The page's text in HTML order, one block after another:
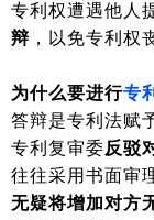
专利权遭遇他人
辩 ，以免专利权
为什么要进行专
答辩是专利法赋
专利复审委反驳
往往采用书面审
无疑将增加对方